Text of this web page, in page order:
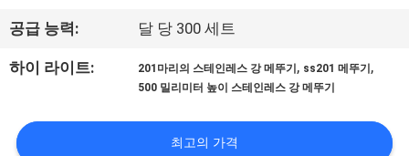
공
장
행
공급 능력: 달 당 300 세트
하이 라이트: 201마리의 스테인레스 강 메뚜기 , ss201 메뚜기 ,
500 밀리미터 높이 스테인레스 강 메뚜기
최고의 가격